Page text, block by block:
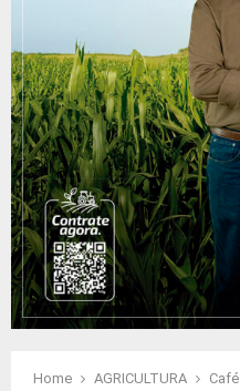
Home AGRICULTURA
Café